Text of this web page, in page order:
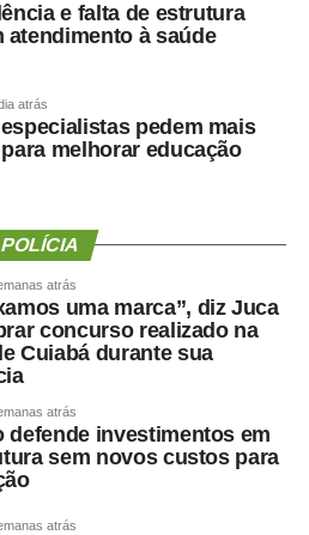
LinkedIn
Share
e falta de estrutura
atendimento à saúde
atrás
especialistas pedem mais
melhorar educação
POLÍCIA
atrás
uma marca”, diz Juca
concurso realizado na
Cuiabá durante sua
atrás
defende investimentos em
sem novos custos para
atrás